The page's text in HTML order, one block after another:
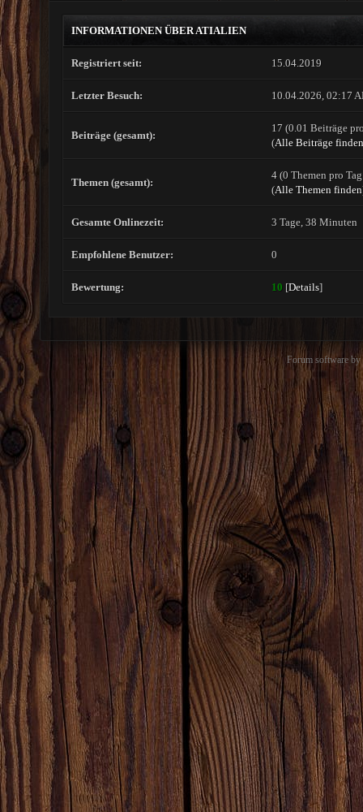
INFORMATIONEN ÜBER ATIALIEN
Registriert seit: 15.04.2019
Letzter Besuch: 10.04.2026, 02:17
Beiträge (gesamt):
17 (0.01 Beiträge
(Alle Beiträge finden
Themen (gesamt):
4 (0 Themen pro
(Alle Themen finden
Gesamte Onlinezeit: 3 Tage, 38 Minuten
Empfohlene Benutzer: 0
Bewertung: 10 [Details]
Forum software